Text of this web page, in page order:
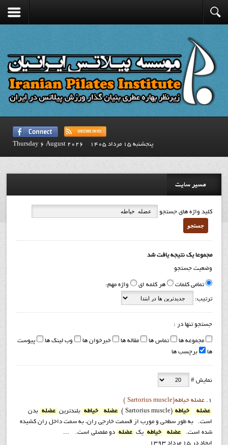
پنجشنبه 15 مرداد 1405 Thursday 6 August 2026
مسیر سایت
کلید واژه های جستجو
جستجو
مجموعا یک نتیجه یافت شد
وضعیت جستجو
تمامی کلمات هر کلمه ای واژه مهم:
ترتیب:
جستجو تنها در :
مجموعه ها تماس ها مقاله ها خبرخوان ها وب لینک ها
پیوست
ها
برچسب ها
نمایش #
1.
عضله خیاطه(Sartorius muscle )
عضله
خیاطه (Sartorius muscle ) عضله خیاطه بلندترین عضله بدن
است. به طور سطحی و مورب از قسمت خارجی ران، به سمت داخل ران کشیده
شده است.
عضله خیاطه یک عضله دو مفصلی است. ...
ایجاد در 15 مرداد 1393